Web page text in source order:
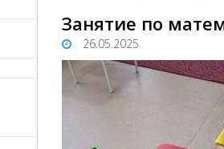
Занятие по
26.05.2025